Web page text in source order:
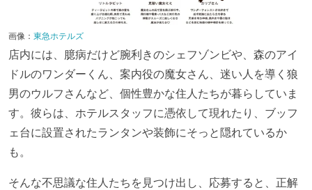
画像： 東急ホテルズ
店内には、臆病だけど腕利きのシェフゾンビや、森のアイ
ドルのワンダーくん、案内役の魔女さん、迷い人を導く狼
男のウルフさんなど、個性豊かな住人たちが暮らしていま
す。彼らは、ホテルスタッフに憑依して現れたり、ブッフ
ェ台に設置されたランタンや装飾にそっと隠れているか
も。
そんな不思議な住人たちを見つけ出し、応募すると、正解